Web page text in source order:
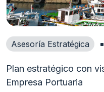
Asesoría Estratégica
Plan estratégico con
Empresa Portuaria